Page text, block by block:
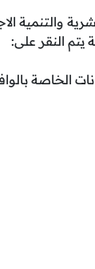
والتنمية
يتم النقر على:
بالوافد